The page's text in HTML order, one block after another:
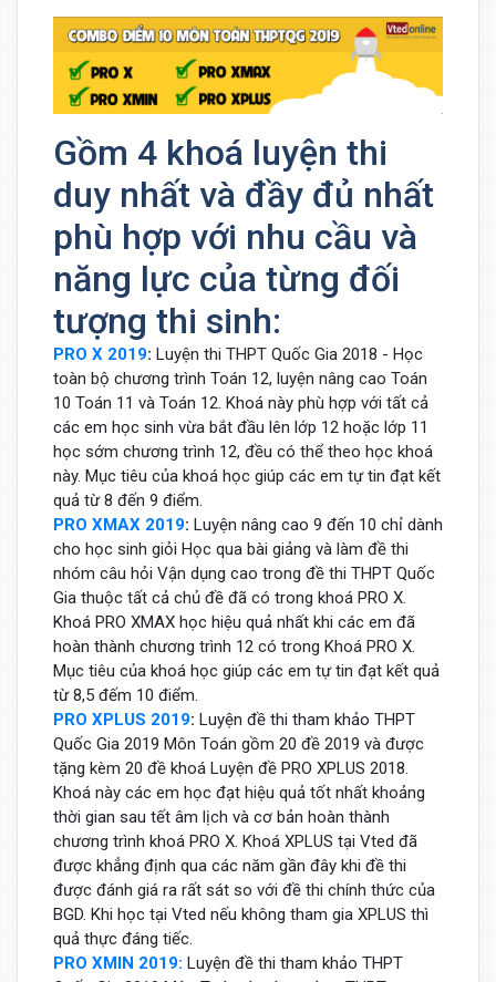
Gồm 4 khoá luyện thi
duy nhất và đầy đủ nhất
phù hợp với nhu cầu và
năng lực của từng đối
tượng thi sinh:
PRO X 2019: Luyện thi THPT Quốc Gia 2018 - Học
toàn bộ chương trình Toán 12, luyện nâng cao Toán
10 Toán 11 và Toán 12. Khoá này phù hợp với tất cả
các em học sinh vừa bắt đầu lên lớp 12 hoặc lớp 11
học sớm chương trình 12, đều có thể theo học khoá
này. Mục tiêu của khoá học giúp các em tự tin đạt kết
quả từ 8 đến 9 điểm.
PRO XMAX 2019: Luyện nâng cao 9 đến 10 chỉ dành
cho học sinh giỏi Học qua bài giảng và làm đề thi
nhóm câu hỏi Vận dụng cao trong đề thi THPT Quốc
Gia thuộc tất cả chủ đề đã có trong khoá PRO X.
Khoá PRO XMAX học hiệu quả nhất khi các em đã
hoàn thành chương trình 12 có trong Khoá PRO X.
Mục tiêu của khoá học giúp các em tự tin đạt kết quả
từ 8,5 đếm 10 điểm.
PRO XPLUS 2019: Luyện đề thi tham khảo THPT
Quốc Gia 2019 Môn Toán gồm 20 đề 2019 và được
tặng kèm 20 đề khoá Luyện đề PRO XPLUS 2018.
Khoá này các em học đạt hiệu quả tốt nhất khoảng
thời gian sau tết âm lịch và cơ bản hoàn thành
chương trình khoá PRO X. Khoá XPLUS tại Vted đã
được khẳng định qua các năm gần đây khi đề thi
được đánh giá ra rất sát so với đề thi chính thức của
BGD. Khi học tại Vted nếu không tham gia XPLUS thì
quả thực đáng tiếc.
PRO XMIN 2019: Luyện đề thi tham khảo THPT